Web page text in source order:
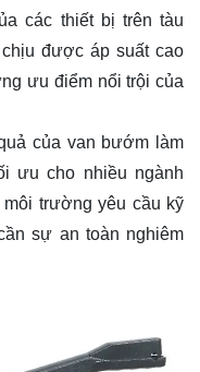
các thiết bị trên tàu
được áp suất cao
ưu điểm nổi trội của
của van bướm làm
ưu cho nhiều ngành
trường yêu cầu kỹ
sự an toàn nghiêm